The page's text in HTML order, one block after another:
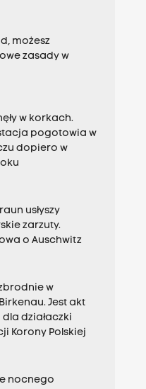
możesz
zasady w
w korkach.
pogotowia w
dopiero w
usłyszy
zarzuty.
o Auschwitz
w
Jest akt
działaczki
Korony Polskiej
nocnego